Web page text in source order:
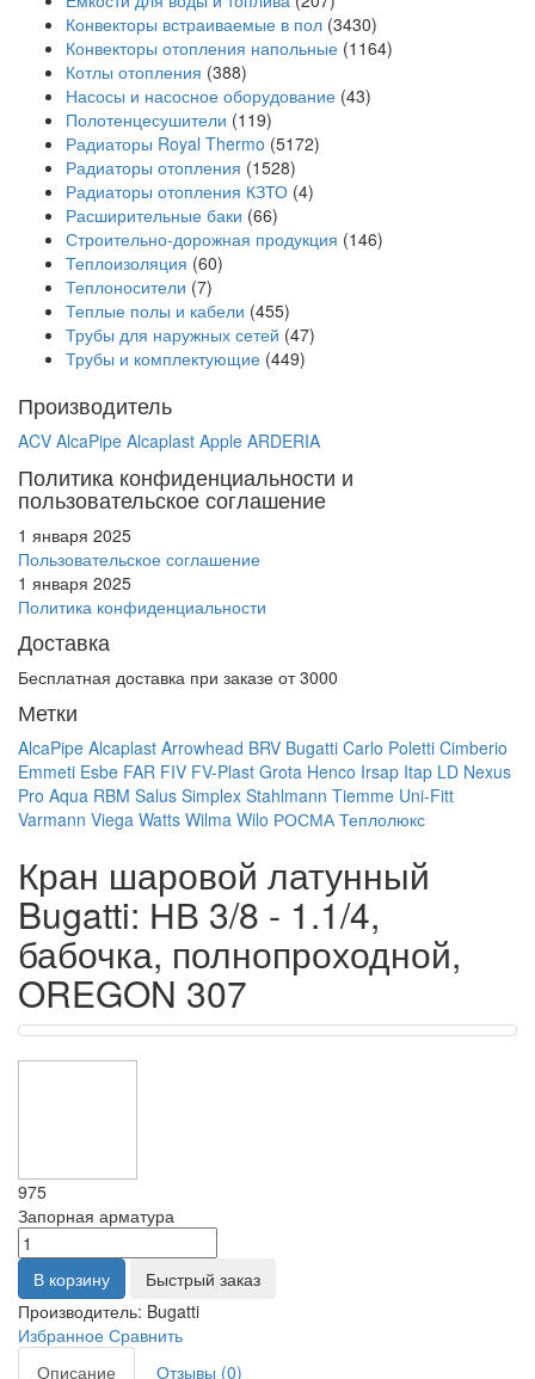
Конвекторы встраиваемые в пол (3430)
Конвекторы отопления напольные (1164)
Котлы отопления (388)
Насосы и насосное оборудование (43)
Полотенцесушители (119)
Радиаторы Royal Thermo (5172)
Радиаторы отопления (1528)
Радиаторы отопления КЗТО (4)
Расширительные баки (66)
Строительно-дорожная продукция (146)
Теплоизоляция (60)
Теплоносители (7)
Теплые полы и кабели (455)
Трубы для наружных сетей (47)
Трубы и комплектующие (449)
Производитель
ACV AlcaPipe Alcaplast Apple ARDERIA
Политика конфиденциальности и
пользовательское соглашение
1 января 2025
Пользовательское соглашение
1 января 2025
Политика конфиденциальности
Доставка
Бесплатная доставка при заказе от 3000
Метки
AlcaPipe Alcaplast Arrowhead BRV Bugatti Carlo Poletti Cimberio
Emmeti Esbe FAR FIV FV-Plast Grota Henco Irsap Itap LD Nexus
Pro Aqua RBM Salus Simplex Stahlmann Tiemme Uni-Fitt
Varmann Viega Watts Wilma Wilo РОСМА Теплолюкс
Кран шаровой латунный
Bugatti: НВ 3/8 - 1.1/4,
бабочка, полнопроходной,
OREGON 307
975
Запорная арматура
В корзину
Быстрый заказ
Производитель: Bugatti
Избранное Сравнить
Описание
Отзывы (0)